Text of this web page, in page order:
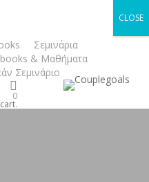
Σεμινάρια
& Μαθήματα
Σεμινάριο
0
CLOSE